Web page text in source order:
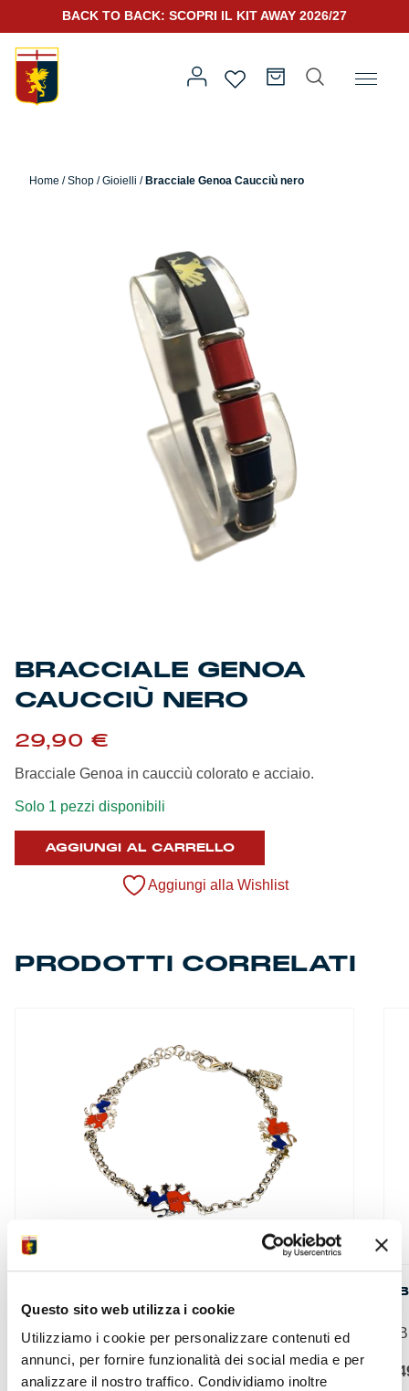
Questo sito web utilizza i cookie
Utilizziamo i cookie per personalizzare contenuti ed
annunci, per fornire funzionalità dei social media e per
analizzare il nostro traffico. Condividiamo inoltre
Rappresentanza
Tacchettee Collection
Red&Blue Voices
Kids
Summer Sale
Helan x Genoa
Isolani x Genoa
Gift Card Online Store
BACK TO BACK: SCOPRI IL KIT AWAY 2026/27
nero
Home /Shop /Gioielli / Bracciale Genoa Caucciù nero
BRACCIALE GENOA
CAUCCIÙ NERO
29,90 €
Bracciale Genoa in caucciù colorato e acciaio.
Solo 1 pezzi disponibili
AGGIUNGI AL CARRELLO
Aggiungi alla Wishlist
PRODOTTI CORRELATI
SMALTATI
Bracciale Genoa in...
39,90€